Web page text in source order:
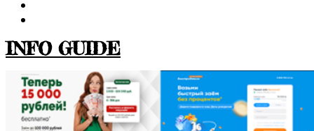
INFO GUIDE